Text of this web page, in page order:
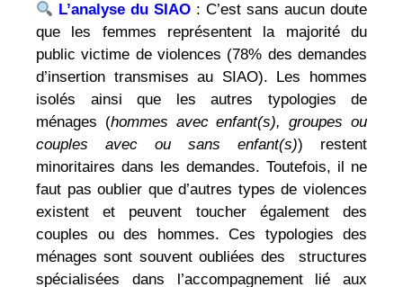
L’analyse du SIAO : C’est sans aucun doute
que les femmes représentent la majorité du
public victime de violences (78% des demandes
d’insertion transmises au SIAO). Les hommes
isolés ainsi que les autres typologies de
ménages (hommes avec enfant(s), groupes ou
couples avec ou sans enfant(s)) restent
minoritaires dans les demandes. Toutefois, il ne
faut pas oublier que d’autres types de violences
existent et peuvent toucher également des
couples ou des hommes. Ces typologies des
ménages sont souvent oubliées des structures
spécialisées dans l’accompagnement lié aux